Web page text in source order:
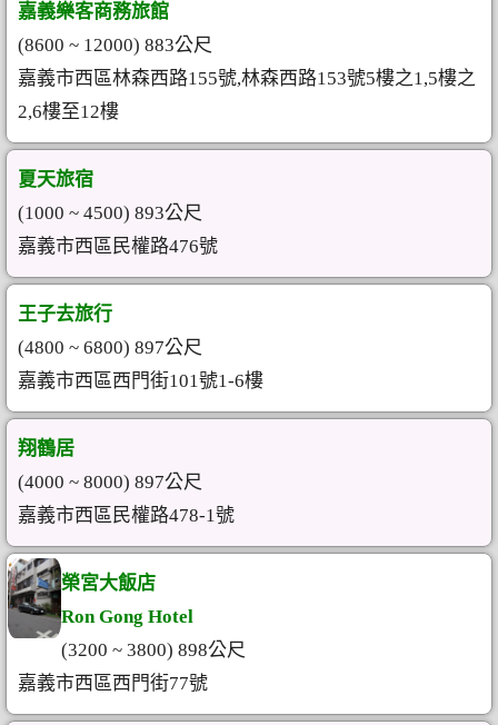
嘉義樂客商務旅館
(8600 ~ 12000) 883公尺
嘉義市西區林森西路155號,林森西路153號5樓之1,5樓之
2,6樓至12樓
夏天旅宿
(1000 ~ 4500) 893公尺
嘉義市西區民權路476號
王子去旅行
(4800 ~ 6800) 897公尺
嘉義市西區西門街101號1-6樓
翔鶴居
(4000 ~ 8000) 897公尺
嘉義市西區民權路478-1號
榮宮大飯店
Ron Gong Hotel
(3200 ~ 3800) 898公尺
嘉義市西區西門街77號